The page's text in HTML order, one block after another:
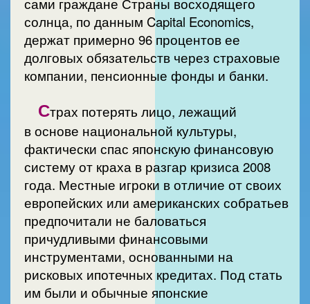
солнца, по данным Capital Economics,
держат примерно 96 процентов ее
долговых обязательств через страховые
компании, пенсионные фонды и банки.
Страх потерять лицо, лежащий
в основе национальной культуры,
фактически спас японскую финансовую
систему от краха в разгар кризиса 2008
года. Местные игроки в отличие от своих
европейских или американских собратьев
предпочитали не баловаться
причудливыми финансовыми
инструментами, основанными на
рисковых ипотечных кредитах. Под стать
им были и обычные японские